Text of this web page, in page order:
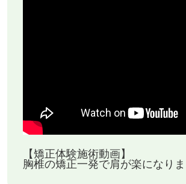
◆『こんな症状ありませんか？』こ
https://home.tsuku2.jp/f/Lab/
◆『姿勢の悪さきになりませんか！
【矯正体験施術動画】
胸椎の矯正一発で肩が楽になりま